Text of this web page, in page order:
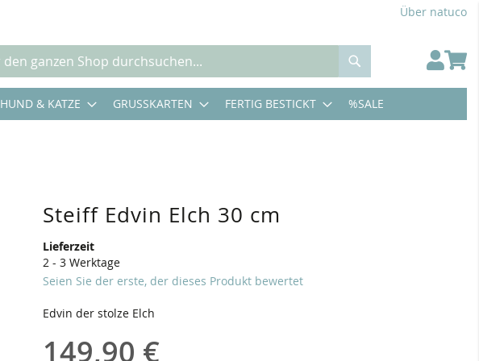
Über natuco
HUND & KATZE GRUSSKARTEN FERTIG BESTICKT %SALE
Steiff Edvin Elch 30 cm
Lieferzeit
2 - 3 Werktage
Seien Sie der erste, der dieses Produkt bewertet
Edvin der stolze Elch
149,90 €